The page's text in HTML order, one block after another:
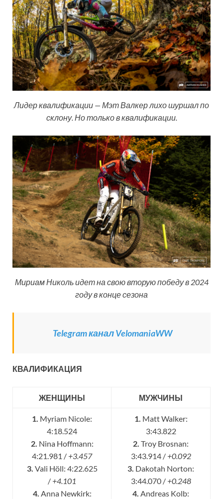
Лидер квалификации — Мэт Валкер лихо шуршал по
склону. Но только в квалификации.
Мириам Николь идет на свою вторую победу в 2024
году в конце сезона
Telegram канал VelomaniaWW
КВАЛИФИКАЦИЯ
ЖЕНЩИНЫ МУЖЧИНЫ
1. Myriam Nicole:
4:18.524
2. Nina Hoffmann:
4:21.981 / +3.457
3. Vali Höll: 4:22.625
/ +4.101
4. Anna Newkirk:
1. Matt Walker:
3:43.822
2. Troy Brosnan:
3:43.914 / +0.092
3. Dakotah Norton:
3:44.070 / +0.248
4. Andreas Kolb: